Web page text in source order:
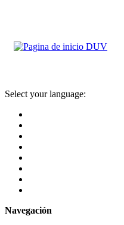
Select your language:
Navegación